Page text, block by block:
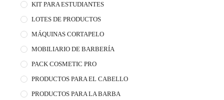
KIT PARA ESTUDIANTES
LOTES DE PRODUCTOS
MÁQUINAS CORTAPELO
MOBILIARIO DE BARBERÍA
PACK COSMETIC PRO
PRODUCTOS PARA EL CABELLO
PRODUCTOS PARA LA BARBA